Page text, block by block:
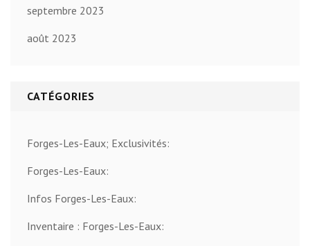
septembre 2023
août 2023
CATÉGORIES
Forges-Les-Eaux; Exclusivités:
Forges-Les-Eaux:
Infos Forges-Les-Eaux:
Inventaire : Forges-Les-Eaux: